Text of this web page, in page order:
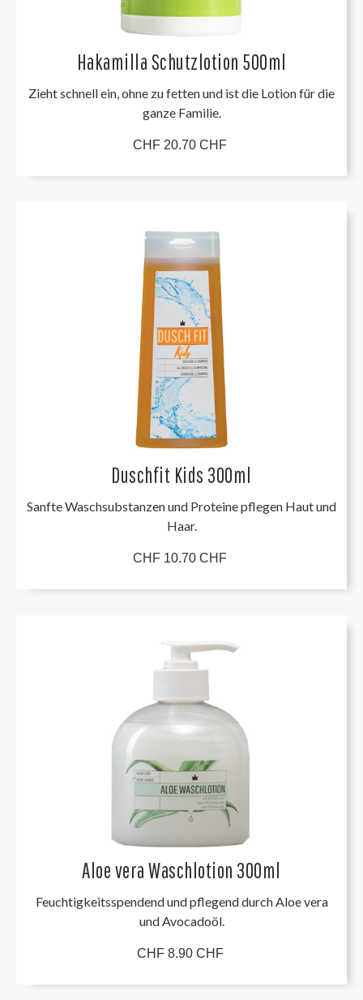
Hakamilla Schutzlotion 500ml
Zieht schnell ein, ohne zu fetten und ist die Lotion für die
ganze Familie.
CHF 20.70 CHF
Duschfit Kids 300ml
Sanfte Waschsubstanzen und Proteine pflegen Haut und
Haar.
CHF 10.70 CHF
Aloe vera Waschlotion 300ml
Feuchtigkeitsspendend und pflegend durch Aloe vera
und Avocadoöl.
CHF 8.90 CHF